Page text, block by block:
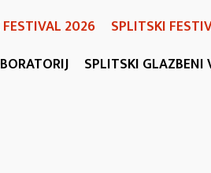
FESTIVAL 2026
SPLITSKI
SPLITSKI GLAZBENI